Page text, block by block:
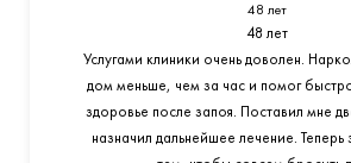
48 лет
48 лет
Услугами клиники очень доволен.
дом меньше, чем за час и помог
здоровье после запоя. Поставил мне
назначил дальнейшее лечение. Теперь